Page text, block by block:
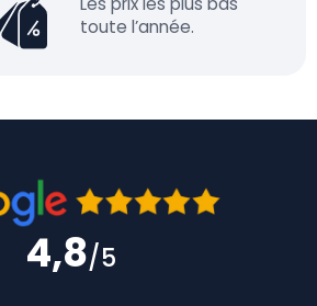
toute l’année.
4,8/5